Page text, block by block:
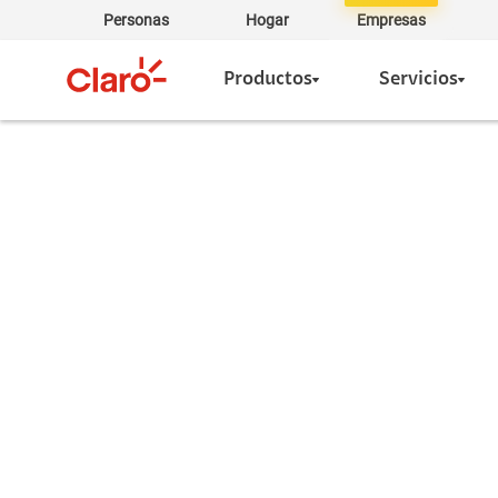
Personas Hogar Empresas
Productos Servicios